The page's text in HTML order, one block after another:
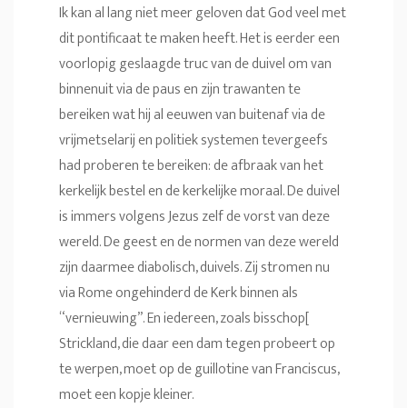
Ik kan al lang niet meer geloven dat God veel met
dit pontificaat te maken heeft. Het is eerder een
voorlopig geslaagde truc van de duivel om van
binnenuit via de paus en zijn trawanten te
bereiken wat hij al eeuwen van buitenaf via de
vrijmetselarij en politiek systemen tevergeefs
had proberen te bereiken: de afbraak van het
kerkelijk bestel en de kerkelijke moraal. De duivel
is immers volgens Jezus zelf de vorst van deze
wereld. De geest en de normen van deze wereld
zijn daarmee diabolisch, duivels. Zij stromen nu
via Rome ongehinderd de Kerk binnen als
“vernieuwing”. En iedereen, zoals bisschop[
Strickland, die daar een dam tegen probeert op
te werpen, moet op de guillotine van Franciscus,
moet een kopje kleiner.